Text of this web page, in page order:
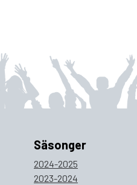
Säsonger
2024-2025
2023-2024